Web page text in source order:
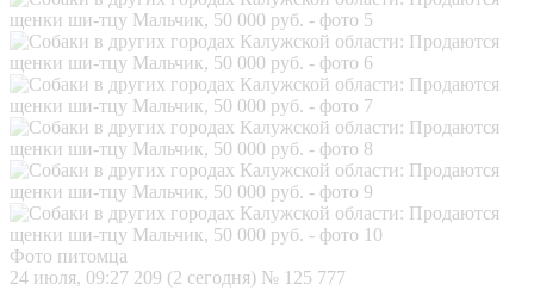
Фото питомца
24 июля, 09:27 209 (2 сегодня) № 125 777